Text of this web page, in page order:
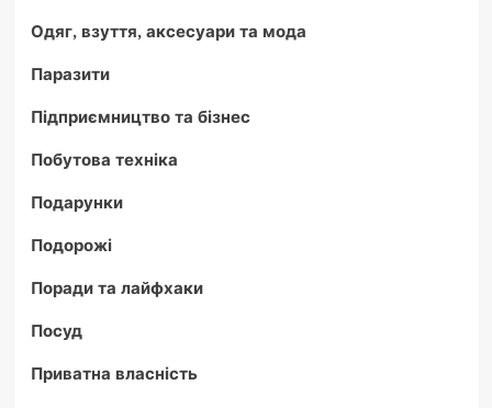
Одяг, взуття, аксесуари та мода
Паразити
Підприємництво та бізнес
Побутова техніка
Подарунки
Подорожі
Поради та лайфхаки
Посуд
Приватна власність